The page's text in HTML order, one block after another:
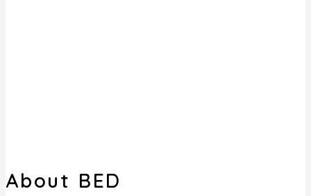
About BED